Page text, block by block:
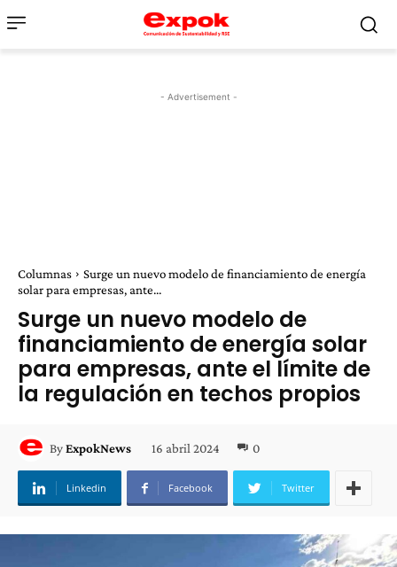
- Advertisement -
Columnas
Surge un nuevo modelo de financiamiento de energía
solar para empresas, ante...
Surge un nuevo modelo de
financiamiento de energía solar
para empresas, ante el límite de
la regulación en techos propios
ByExpokNews 16 abril 2024 0
Linkedin Facebook Twitter